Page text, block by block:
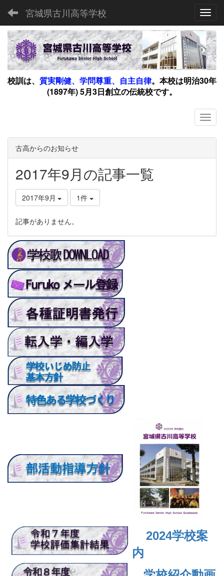
宮城県古川高等学校
校訓は、 質実剛健、学問尊重、自主自律。 本校は明治30年
(1897年) 5月3日創立の伝統校です。
古高からのお知らせ
2017年9月の記事一覧
2017年9月 1件
記事がありません。
2024学校案
内